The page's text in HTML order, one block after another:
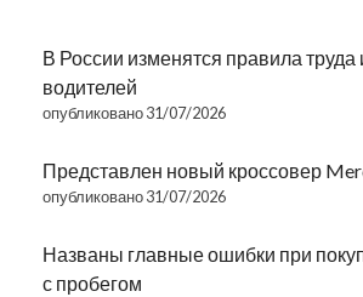
В России изменятся правила труда
водителей
опубликовано 31/07/2026
Представлен новый кроссовер
опубликовано 31/07/2026
Названы главные ошибки при
с пробегом